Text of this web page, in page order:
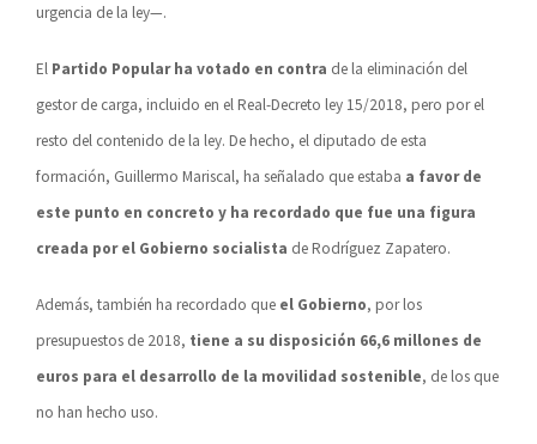
urgencia de la ley—.
El Partido Popular ha votado en contra de la eliminación del
gestor de carga, incluido en el Real-Decreto ley 15/2018, pero por el
resto del contenido de la ley. De hecho, el diputado de esta
formación, Guillermo Mariscal, ha señalado que estaba a favor de
este punto en concreto y ha recordado que fue una figura
creada por el Gobierno socialista de Rodríguez Zapatero.
Además, también ha recordado que el Gobierno, por los
presupuestos de 2018, tiene a su disposición 66,6 millones de
euros para el desarrollo de la movilidad sostenible, de los que
no han hecho uso.